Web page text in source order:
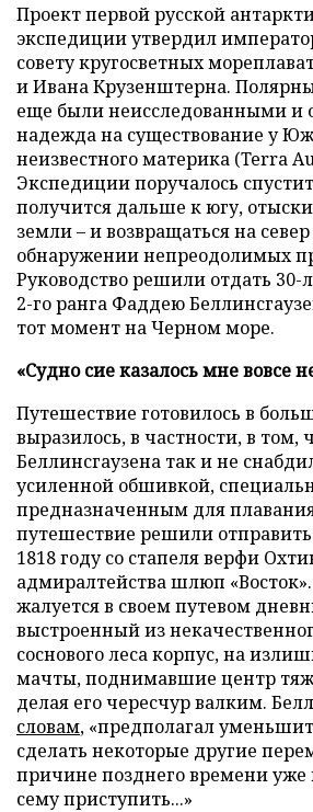
Проект первой русской
экспедиции утвердил
совету кругосветных
и Ивана Крузенштерна.
еще были неисследованными и
надежда на существование у
неизвестного материка (Terra
Экспедиции поручалось
получится дальше к югу,
земли – и возвращаться на
обнаружении непреодолимых
Руководство решили отдать 30-
2-го ранга Фаддею
тот момент на Черном море.
«Судно сие казалось мне вовсе
Путешествие готовилось в
выразилось, в частности, в том,
Беллинсгаузена так и не
усиленной обшивкой,
предназначенным для
путешествие решили
1818 году со стапеля верфи
адмиралтейства шлюп
жалуется в своем путевом
выстроенный из
соснового леса корпус, на
мачты, поднимавшие центр
делая его чересчур валким.
словам, «предполагал
сделать некоторые другие
причине позднего времени уже
сему приступить...»